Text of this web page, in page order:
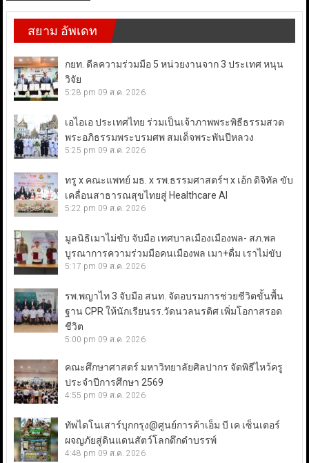
สยาม อัพเดท
กยท. ดีลความร่วมมือ 5 หน่วยงานจาก 3 ประเทศ หนุน
วิจัย
5:28 pm 09 ส.ค. 2026
เอไอเอ ประเทศไทย ร่วมเป็นเจ้าภาพพระพิธีธรรมสวด
พระอภิธรรมพระบรมศพ สมเด็จพระพันปีหลวง
5:25 pm 09 ส.ค. 2026
ทรู x คณะแพทย์ มธ. x รพ.ธรรมศาสตร์ฯ x เอ้ก ดิจิทัล ขับ
เคลื่อนสาธารณสุขไทยสู่ Healthcare AI
5:22 pm 09 ส.ค. 2026
มูลนิธิเมาไม่ขับ จับมือ เทศบาลเมืองเมืองพล- สภ.พล
บูรณาการความร่วมมือคนเมืองพล เมา+ดื่ม เราไม่ขับ
5:17 pm 09 ส.ค. 2026
รพ.พญาไท 3 จับมือ สนท. จัดอบรมการช่วยชีวิตขั้นพื้น
ฐาน CPR ให้นักเรียนรร.วัดนวลนรดิศ เพิ่มโอกาสรอด
ชีวิต
5:00 pm 09 ส.ค. 2026
คณะศึกษาศาสตร์ มหาวิทยาลัยศิลปากร จัดพิธีไหว้ครู
ประจำปีการศึกษา 2569
4:55 pm 09 ส.ค. 2026
ทัพไดโนเสาร์บุกกรุง@ศูนย์การค้าเอ็ม บี เค เซ็นเตอร์
ผจญภัยสู่ดินแดนสัตว์โลกดึกดำบรรพ์
4:48 pm 09 ส.ค. 2026